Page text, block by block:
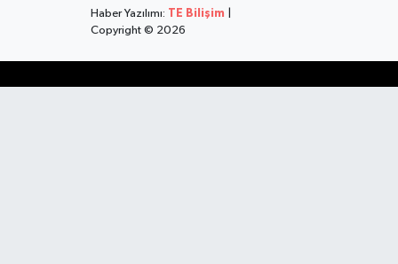
Haber Yazılımı: TE Bilişim
Copyright © 2026